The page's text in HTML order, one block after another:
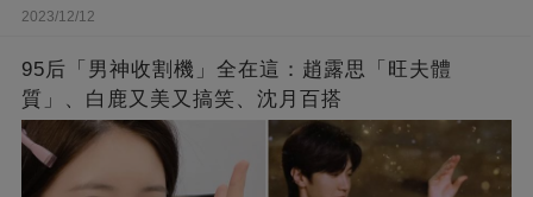
2023/12/12
95后「男神收割機」全在這：趙露思「旺夫體
質」、白鹿又美又搞笑、沈月百搭